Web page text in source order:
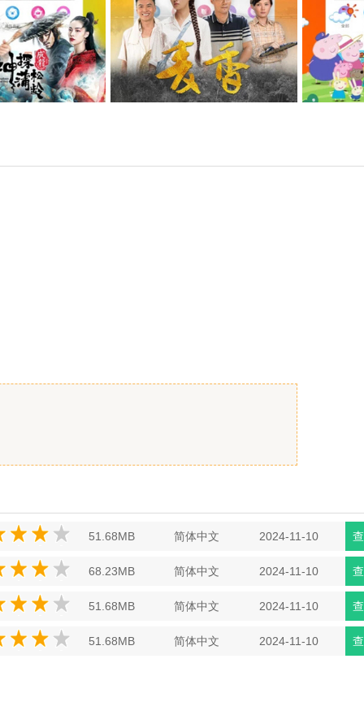
51.68MB 简体中文 2024-11-10
68.23MB 简体中文 2024-11-10
51.68MB 简体中文 2024-11-10
51.68MB 简体中文 2024-11-10